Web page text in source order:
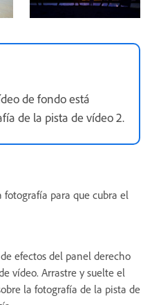
de fondo está
de la pista de vídeo 2.
fotografía para que cubra el
efectos del panel derecho
vídeo. Arrastre y suelte el
la fotografía de la pista de